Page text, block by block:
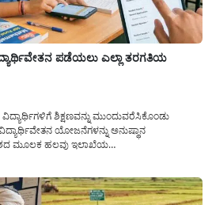
ಪಡೆಯಲು ಎಲ್ಲಾ ತರಗತಿಯ
ಶಿಕ್ಷಣವನ್ನು ಮುಂದುವರೆಸಿಕೊಂಡು
ಯೋಜನೆಗಳನ್ನು ಅನುಷ್ಥಾನ
ಮೂಲಕ ಹಲವು ಇಲಾಖೆಯ
ಪಡೆಯಲು ವಿದ್ಯಾರ್ಥಿಗಳಿಗೆ ಅರ್ಜಿ ಸಲ್ಲಿಸಲು